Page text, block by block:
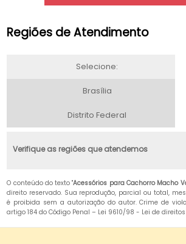
Regiões de Atendimento
Selecione:
Brasília
Distrito Federal
Verifique as regiões que atendemos
O conteúdo do texto "Acessórios para Cachorro Macho
direito reservado. Sua reprodução, parcial ou total,
é proibida sem a autorização do autor. Crime de
artigo 184 do Código Penal – Lei 9610/98 - Lei de